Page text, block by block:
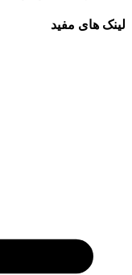
لینک های مفید